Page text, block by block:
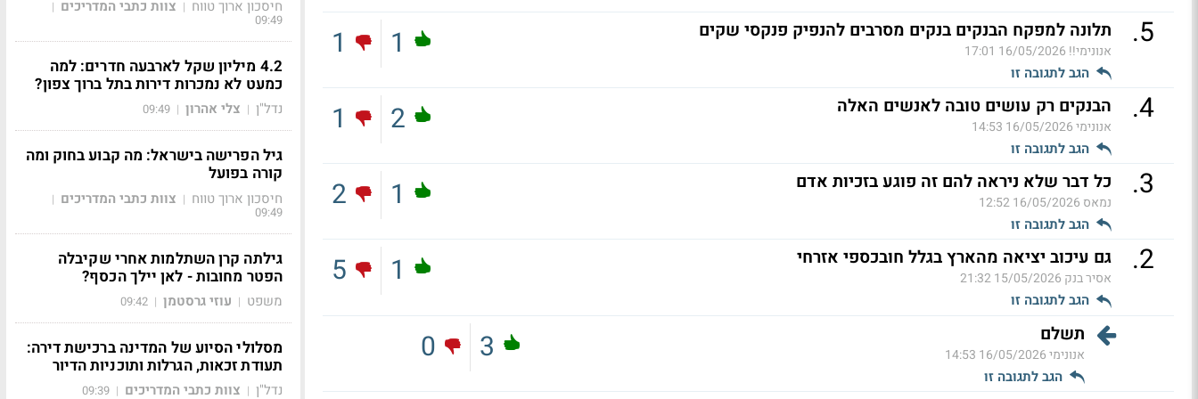
5
. תלונה למפקח הבנקים בנקים מסרבים להנפיק פנקסי שקים
אנונימי!! 16/05/2026 17:01
הגב לתגובה זו
1
1
4
. הבנקים רק עושים טובה לאנשים האלה
אנונימי16/05/2026 14:53
הגב לתגובה זו
2
1
3
. כל דבר שלא ניראה להם זה פוגע בזכיות אדם
נמאס 16/05/2026 12:52
הגב לתגובה זו
1
2
2
. גם עיכוב יציאה מהארץ בגלל חובכספי אזרחי
אסיר בנק 15/05/2026 21:32
הגב לתגובה זו
1
5
תשלם
אנונימי16/05/2026 14:53
הגב לתגובה זו
3
0
חיסכון ארוך טווח | צוות כתבי המדריכים |
09:49
4.2 מיליון שקל לארבעה חדרים: למה
כמעט לא נמכרות דירות בתל ברוך צפון?
נדל"ן | צלי אהרון |
09:49
גיל הפרישה בישראל: מה קבוע בחוק ומה
קורה בפועל
חיסכון ארוך טווח | צוות כתבי המדריכים |
09:49
גילתה קרן השתלמות אחרי שקיבלה
הפטר מחובות - לאן יילך הכסף?
משפט | עוזי גרסטמן |
09:42
מסלולי הסיוע של המדינה ברכישת דירה:
תעודת זכאות, הגרלות ותוכניות הדיור
נדל"ן | צוות כתבי המדריכים |
09:39